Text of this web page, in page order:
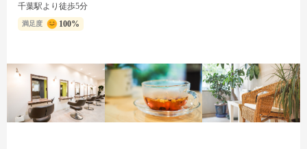
千葉駅より徒歩5分
満足度 100%